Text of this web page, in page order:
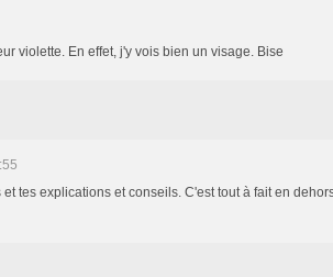
violette. En effet, j'y vois bien un visage. Bise
tes explications et conseils. C'est tout à fait en